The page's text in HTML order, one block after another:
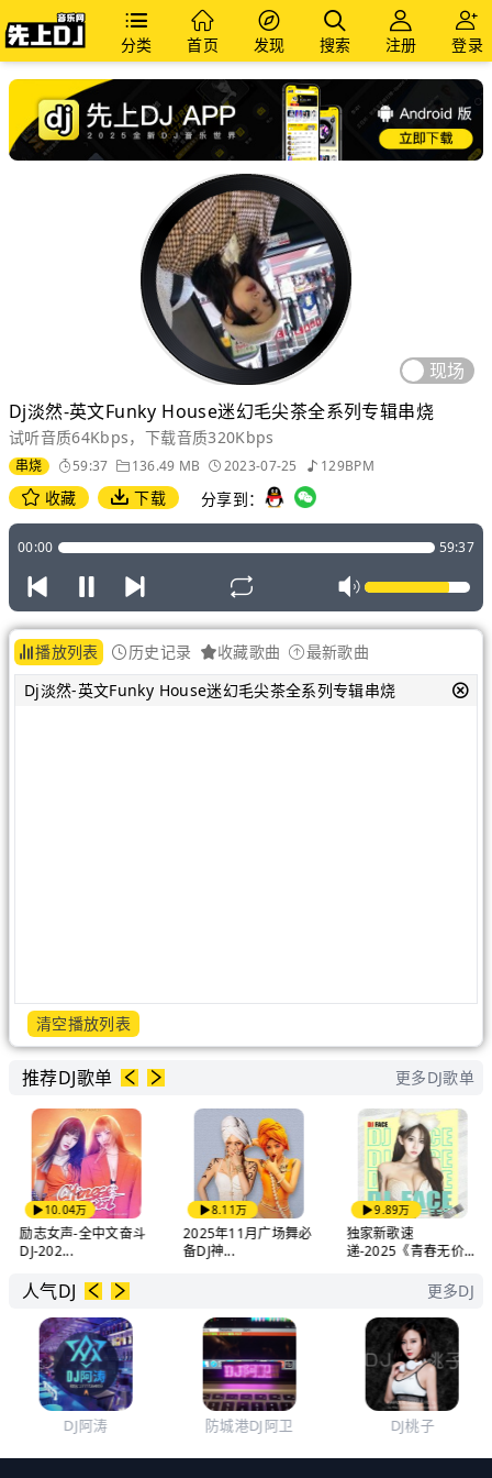
分类 首页 发现 搜索 注册 登录
现场
Dj淡然-英文Funky House迷幻毛尖茶全系列专辑串烧
试听音质64Kbps，下载音质320Kbps
串烧 59:37 136.49 MB 2023-07-25 129BPM
收藏 下载 分享到：
00:00 59:37
播放列表 历史记录 收藏歌曲
最新歌曲
Dj淡然-英文Funky House迷幻毛尖茶全系列专辑串烧
清空播放列表
推荐DJ歌单 更多DJ歌单
10.04万
励志女声-全中文奋斗
DJ-202...
8.11万
2025年11月广场舞必
备DJ神...
9.89万
独家新歌速
递-2025《青春无价...
人气DJ 更多DJ
DJ阿涛 防城港DJ阿卫 DJ桃子